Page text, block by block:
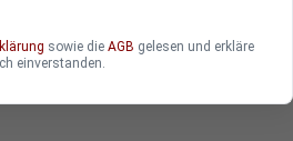
sowie die AGB gelesen und erkläre
einverstanden.